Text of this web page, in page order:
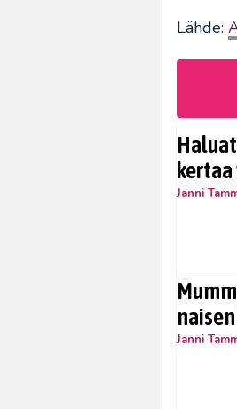
Lähde:
Janni
Janni